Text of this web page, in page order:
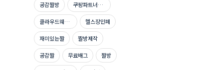
공감짤방 쿠팡파트너스신청방법
클라우드웨이즈호스팅 헬스장민폐
재미있는짤 짤방제작
공감짤 무료배그 짤방